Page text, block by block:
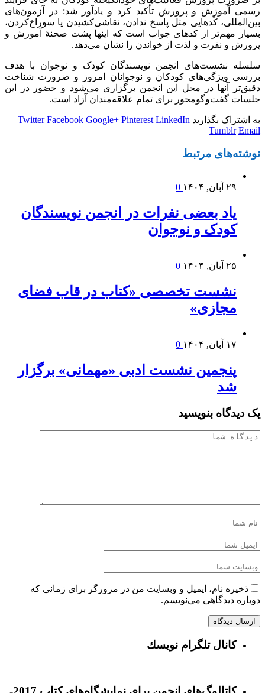
رسمی آموزش و پرورش تأکید کرد و یادآور شد: در آزمون‌های
بین‌المللی، کُدهایی مثل پاسخ ندادن، نقاشی‌کشیدن یا سوراخ‌کردن،
بسیار مهم‌تر از کدهای جواب است که اینها پشت صحنۀ آموزش و
پرورش و نفرت و لذت از خواندن را نشان می‌دهد.
سلسله نشست‌های انجمن نویسندگان کودک و نوجوان با هدف
بررسی ویژگی‌های کودکان و نوجوانان امروز و ضرورت شناخت
دقیق‌تر آنها در محل این انجمن برگزاری می‌شود و حضور در این
جلسات گفت‌وگومحور برای تمام علاقه‌مندان آزاد است.
به اشتراک بگذارید Twitter Facebook Google+ Pinterest LinkedIn
Tumblr Email
نوشته‌های مرتبط
۲۹ آبان, ۱۴۰۴
یاد بعضی نفرات در انجمن نویسندگان
کودک و نوجوان
۲۵ آبان, ۱۴۰۴
نشست تخصصی «کتاب در قاب فضای
مجازی»
۱۷ آبان, ۱۴۰۴
پنجمین نشست ادبی «مهمانی» برگزار
شد
یک دیدگاه بنویسید
ذخیره نام، ایمیل و وبسایت من در مرورگر برای زمانی که
دوباره دیدگاهی می‌نویسم.
كانال تلگرام نويسك